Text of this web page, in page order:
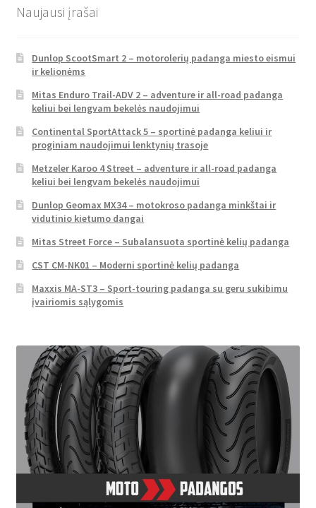
Naujausi įrašai
Dunlop ScootSmart 2 – motorolerių padanga miesto eismui
ir kelionėms
Mitas Enduro Trail-ADV 2 – adventure ir all-road padanga
keliui bei lengvam bekelės naudojimui
Continental SportAttack 5 – sportinė padanga keliui ir
proginiam naudojimui lenktynių trasoje
Metzeler Karoo 4 Street – adventure ir all-road padanga
keliui bei lengvam bekelės naudojimui
Dunlop Geomax MX34 – motokroso padanga minkštai ir
vidutinio kietumo dangai
Mitas Street Force – Subalansuota sportinė kelių padanga
CST CM-NK01 – Moderni sportinė kelių padanga
Maxxis MA-ST3 – Sport-touring padanga su geru sukibimu
įvairiomis sąlygomis